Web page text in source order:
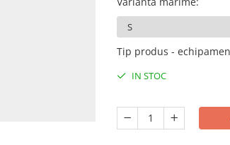
Tip produs -
IN STOC